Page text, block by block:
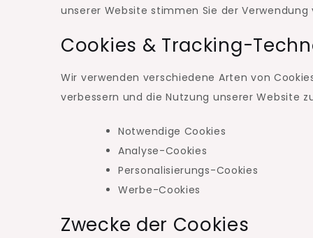
unserer Website stimmen Sie der
Cookies & Tracking-
Wir verwenden verschiedene Arten von
verbessern und die Nutzung unserer Website
Notwendige Cookies
Analyse-Cookies
Personalisierungs-Cookies
Werbe-Cookies
Zwecke der Cookies